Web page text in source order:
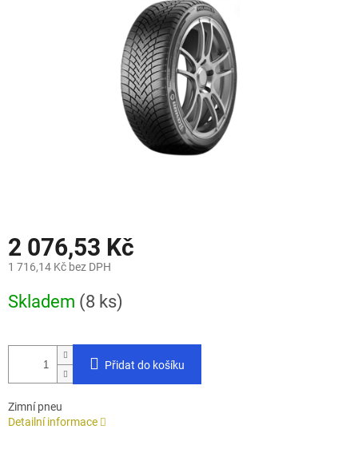
2 076,53 Kč
1 716,14 Kč bez DPH
cena:
Skladem (8 ks)
Přidat do košíku
Zimní pneu
Detailní informace